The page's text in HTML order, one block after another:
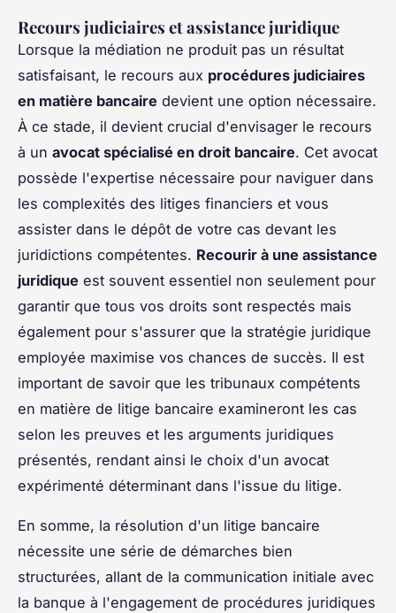
Recours judiciaires et assistance juridique
Lorsque la médiation ne produit pas un résultat
satisfaisant, le recours aux procédures judiciaires
en matière bancaire devient une option nécessaire.
À ce stade, il devient crucial d'envisager le recours
à un avocat spécialisé en droit bancaire. Cet avocat
possède l'expertise nécessaire pour naviguer dans
les complexités des litiges financiers et vous
assister dans le dépôt de votre cas devant les
juridictions compétentes. Recourir à une assistance
juridique est souvent essentiel non seulement pour
garantir que tous vos droits sont respectés mais
également pour s'assurer que la stratégie juridique
employée maximise vos chances de succès. Il est
important de savoir que les tribunaux compétents
en matière de litige bancaire examineront les cas
selon les preuves et les arguments juridiques
présentés, rendant ainsi le choix d'un avocat
expérimenté déterminant dans l'issue du litige.
En somme, la résolution d'un litige bancaire
nécessite une série de démarches bien
structurées, allant de la communication initiale avec
la banque à l'engagement de procédures juridiques